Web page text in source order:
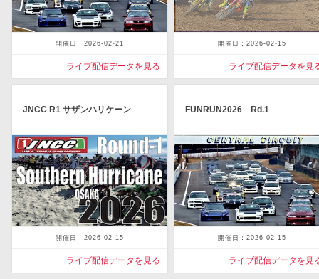
開催日：2026-02-21
ライブ配信データを見る
開催日：2026-02-15
ライブ配信データを見
JNCC R1 サザンハリケーン
開催日：2026-02-15
ライブ配信データを見る
FUNRUN2026 Rd.1
開催日：2026-02-15
ライブ配信データを見